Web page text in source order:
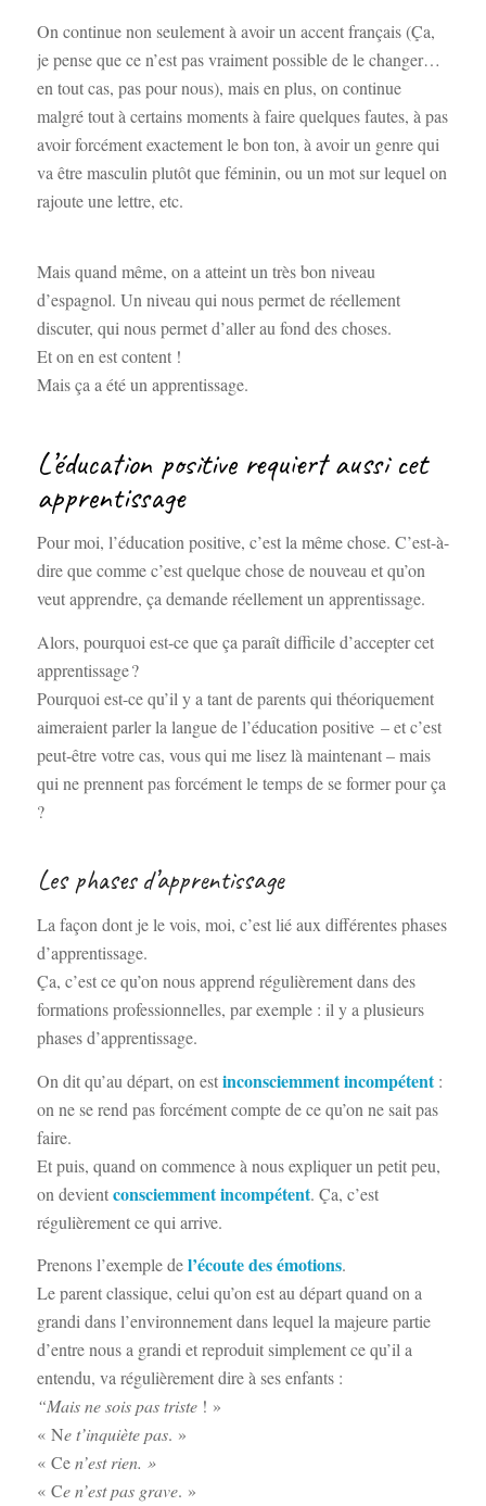
On continue non seulement à avoir un accent français (Ça,
je pense que ce n’est pas vraiment possible de le changer…
en tout cas, pas pour nous), mais en plus, on continue
malgré tout à certains moments à faire quelques fautes, à pas
avoir forcément exactement le bon ton, à avoir un genre qui
va être masculin plutôt que féminin, ou un mot sur lequel on
rajoute une lettre, etc.
Mais quand même, on a atteint un très bon niveau
d’espagnol. Un niveau qui nous permet de réellement
discuter, qui nous permet d’aller au fond des choses.
Et on en est content !
Mais ça a été un apprentissage.
L’éducation positive requiert aussi cet
apprentissage
Pour moi, l’éducation positive, c’est la même chose. C’est-à-
dire que comme c’est quelque chose de nouveau et qu’on
veut apprendre, ça demande réellement un apprentissage.
Alors, pourquoi est-ce que ça paraît difficile d’accepter cet
apprentissage ?
Pourquoi est-ce qu’il y a tant de parents qui théoriquement
aimeraient parler la langue de l’éducation positive – et c’est
peut-être votre cas, vous qui me lisez là maintenant – mais
qui ne prennent pas forcément le temps de se former pour ça
?
Les phases d’apprentissage
La façon dont je le vois, moi, c’est lié aux différentes phases
d’apprentissage.
Ça, c’est ce qu’on nous apprend régulièrement dans des
formations professionnelles, par exemple : il y a plusieurs
phases d’apprentissage.
On dit qu’au départ, on estinconsciemment incompétent:
on ne se rend pas forcément compte de ce qu’on ne sait pas
faire.
Et puis, quand on commence à nous expliquer un petit peu,
on devientconsciemment incompétent. Ça, c’est
régulièrement ce qui arrive.
Prenons l’exemple del’écoute des émotions.
Le parent classique, celui qu’on est au départ quand on a
grandi dans l’environnement dans lequel la majeure partie
d’entre nous a grandi et reproduit simplement ce qu’il a
entendu, va régulièrement dire à ses enfants :
“Mais ne sois pas triste! »
« Ne t’inquiète pas. »
« Cen’est rien. »
« Ce n’est pas grave. »